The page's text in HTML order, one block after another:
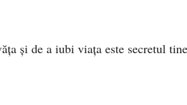
și de a iubi viața este secretul